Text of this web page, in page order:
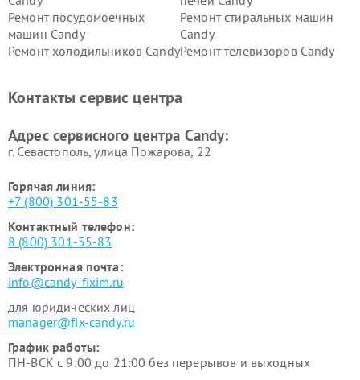
Ремонт посудомоечных
машин Candy
Ремонт стиральных машин
Candy
Ремонт холодильников CandyРемонт телевизоров Candy
Контакты сервис центра
Адрес сервисного центра Candy:
г. Севастополь, улица Пожарова, 22
Горячая линия:
+7 (800) 301-55-83
Контактный телефон:
8 (800) 301-55-83
Электронная почта:
info@candy-fixim.ru
для юридических лиц
manager@fix-candy.ru
График работы:
ПН-ВСК с 9:00 до 21:00 без перерывов и выходных